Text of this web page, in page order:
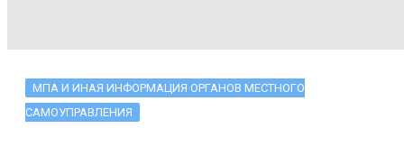
МПА И ИНАЯ ИНФОРМАЦИЯ ОРГАНОВ МЕСТНОГО
САМОУПРАВЛЕНИЯ